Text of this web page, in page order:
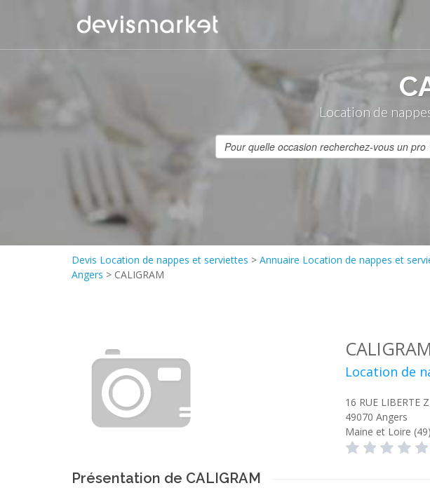
Location de
Devis Location de nappes et serviettes > Annuaire Location de nappes et
Angers > CALIGRAM
CALIGRAM
Location de
16 RUE LIBERTE
49070 Angers
Maine et Loire (49)
Présentation de CALIGRAM